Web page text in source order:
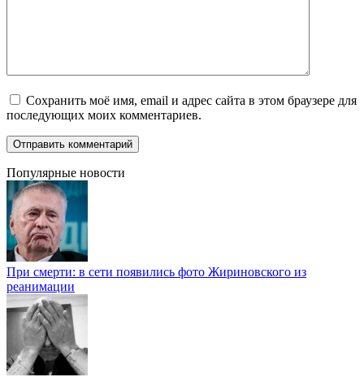
Сохранить моё имя, email и адрес сайта в этом браузере для
последующих моих комментариев.
Популярные новости
При смерти: в сети появились фото Жириновского из
реанимации